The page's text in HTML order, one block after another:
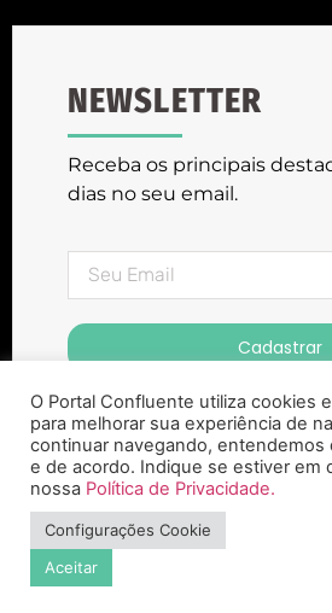
NEWSLETTER
Receba os principais
dias no seu email.
Cadastrar
Portal Confluente ®
os Direitos
Desenvolvido pela
O Portal Confluente utiliza cookies
para melhorar sua experiência de
continuar navegando, entendemos
e de acordo. Indique se estiver em
nossa Política de Privacidade.
Configurações Cookie
Aceitar